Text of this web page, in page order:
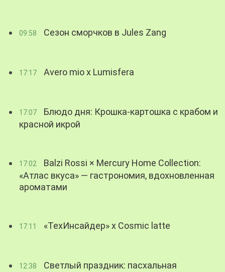
09:58 Сезон сморчков в Jules Zang
17:17 Avero mio x Lumisfera
17:07
Блюдо дня: Крошка-картошка с крабом и
красной икрой
17:02
Balzi Rossi × Mercury Home Collection:
«Атлас вкуса» — гастрономия, вдохновленная
ароматами
17:11 «ТехИнсайдер» х Cosmic latte
12:38
Светлый праздник: пасхальная